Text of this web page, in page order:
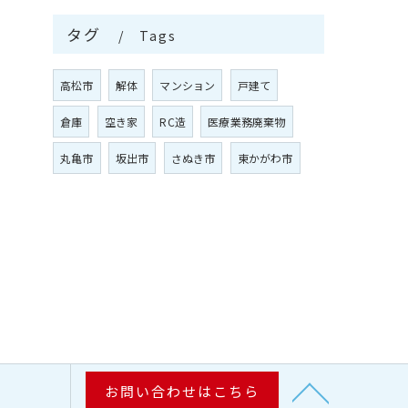
タグ Tags
高松市 解体 マンション 戸建て
倉庫 空き家 RC造 医療業務廃棄物
丸亀市 坂出市 さぬき市 東かがわ市
お問い合わせはこちら